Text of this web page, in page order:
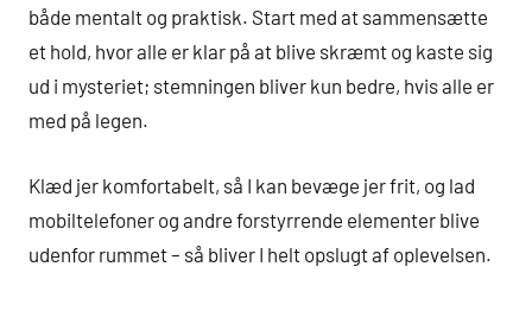
både mentalt og praktisk. Start med at sammensætte
et hold, hvor alle er klar på at blive skræmt og kaste sig
ud i mysteriet; stemningen bliver kun bedre, hvis alle er
med på legen.
Klæd jer komfortabelt, så I kan bevæge jer frit, og lad
mobiltelefoner og andre forstyrrende elementer blive
udenfor rummet – så bliver I helt opslugt af oplevelsen.